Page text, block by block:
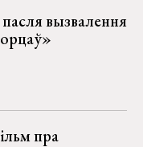
вызвалення
пра